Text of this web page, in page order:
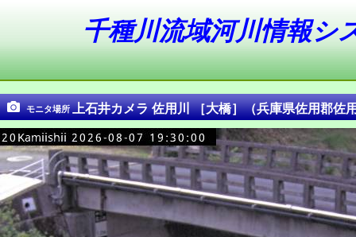
千種川流域河川情報シ
モニタ場所上石井カメラ 佐用川 ［大橋］（兵庫県佐用郡佐